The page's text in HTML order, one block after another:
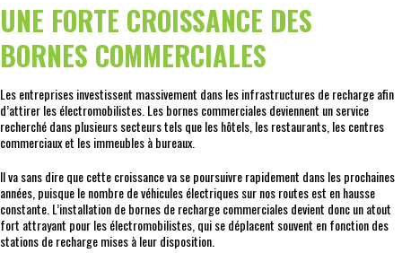
UNE FORTE CROISSANCE DES
BORNES COMMERCIALES
Les entreprises investissent massivement dans les infrastructures de recharge afin
d’attirer les électromobilistes. Les bornes commerciales deviennent un service
recherché dans plusieurs secteurs tels que les hôtels, les restaurants, les centres
commerciaux et les immeubles à bureaux.
Il va sans dire que cette croissance va se poursuivre rapidement dans les prochaines
années, puisque le nombre de véhicules électriques sur nos routes est en hausse
constante. L’installation de bornes de recharge commerciales devient donc un atout
fort attrayant pour les électromobilistes, qui se déplacent souvent en fonction des
stations de recharge mises à leur disposition.